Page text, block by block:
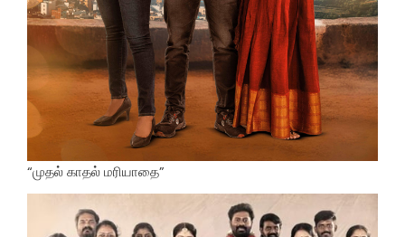
“முதல் காதல் மரியாதை”